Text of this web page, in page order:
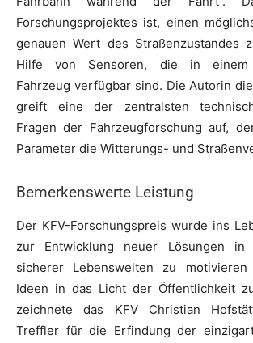
Forschungsprojektes ist, einen
genauen Wert des Straßenzustandes
Hilfe von Sensoren, die in einem
Fahrzeug verfügbar sind. Die Autorin
greift eine der zentralsten
Fragen der Fahrzeugforschung auf,
Parameter die Witterungs- und
Bemerkenswerte Leistung
Der KFV-Forschungspreis wurde ins
zur Entwicklung neuer Lösungen in
sicherer Lebenswelten zu
Ideen in das Licht der Öffentlichkeit
zeichnete das KFV Christian
Treffler für die Erfindung der